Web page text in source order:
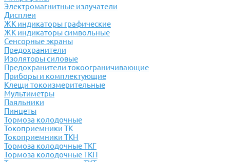
Электромагнитные излучатели
Дисплеи
ЖК индикаторы графические
ЖК индикаторы символьные
Сенсорные экраны
Предохранители
Изоляторы силовые
Предохранители токоограничивающие
Приборы и комплектующие
Клещи токоизмерительные
Мультиметры
Паяльники
Пинцеты
Тормоза колодочные
Токоприемники ТК
Токоприемники ТКН
Тормоза колодочные ТКГ
Тормоза колодочные ТКП